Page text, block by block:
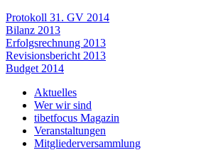
Protokoll 31. GV 2014
Bilanz 2013
Erfolgsrechnung 2013
Revisionsbericht 2013
Budget 2014
Aktuelles
Wer wir sind
tibetfocus Magazin
Veranstaltungen
Mitgliederversammlung